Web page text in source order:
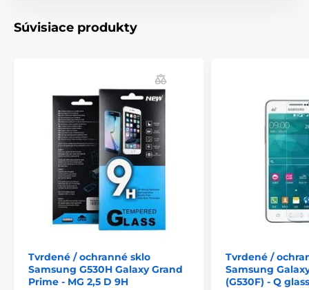
Súvisiace produkty
Tvrdené / ochranné sklo
Samsung G530H Galaxy Grand
Prime - MG 2,5 D 9H
Tvrdené /
Samsung
(G530F) - Q glass